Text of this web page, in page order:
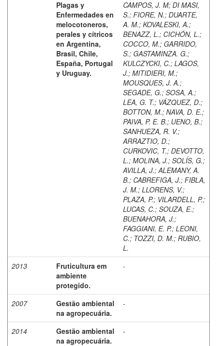
Plagas y
Enfermedades en
melocotoneros,
perales y cítricos
en Argentina,
Brasil, Chile,
España, Portugal
y Uruguay.
CAMPOS, J. M; DI MASI,
S.; FIORE, N.; DUARTE,
A. M.; KOVALESKI, A.;
BENAZZ, L.; CICHÓN, L.;
COCCO, M.; GARRIDO,
S.; GASTAMINZA. G.;
KULCZYCKI, C.; LAGOS,
J.; MITIDIERI, M.;
MOUSQUES, J. A.;
SEGADE, G.; SOSA, A.;
LEA, G. T.; VÁZQUEZ, D.;
BOTTON, M.; NAVA, D. E.;
PAIVA, P. E. B.; UENO, B.;
SANHUEZA, R. V.;
ARRAZTIO, D.;
CURKOVIC, T.; DEVOTTO,
L.; MOLINA, J.; SOLÍS, G.;
AVILLA, J.; ALEMANY, A.
B.; CABREFIGA, J.; FIBLA,
J. M.; LLORENS, V.;
PLAZA, P.; VILARDELL, P.;
LUCAS, C.; SOUZA, E.;
BUENAHORA, J.;
FAGGIANI, E. P.; LEONI,
C.; TOZZI, D. M.; RUBIO,
L.
2013
Fruticultura em
ambiente
protegido.
-
2007
Gestão ambiental
na agropecuária.
-
2014
Gestão ambiental
na agropecuária.
-